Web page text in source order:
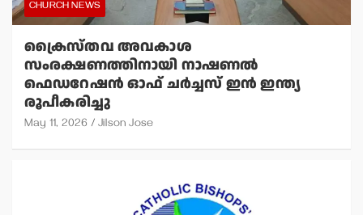
CHURCH NEWS
ക്രൈസ്തവ അവകാശ
സംരക്ഷണത്തിനായി നാഷണല്‍
ഫെഡറേഷന്‍ ഓഫ് ചര്‍ച്ചസ് ഇന്‍ ഇന്ത്യ
രൂപീകരിച്ചു
May 11, 2026 Jilson Jose